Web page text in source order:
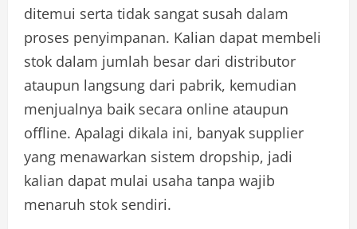
ditemui serta tidak sangat susah dalam
proses penyimpanan. Kalian dapat membeli
stok dalam jumlah besar dari distributor
ataupun langsung dari pabrik, kemudian
menjualnya baik secara online ataupun
offline. Apalagi dikala ini, banyak supplier
yang menawarkan sistem dropship, jadi
kalian dapat mulai usaha tanpa wajib
menaruh stok sendiri.